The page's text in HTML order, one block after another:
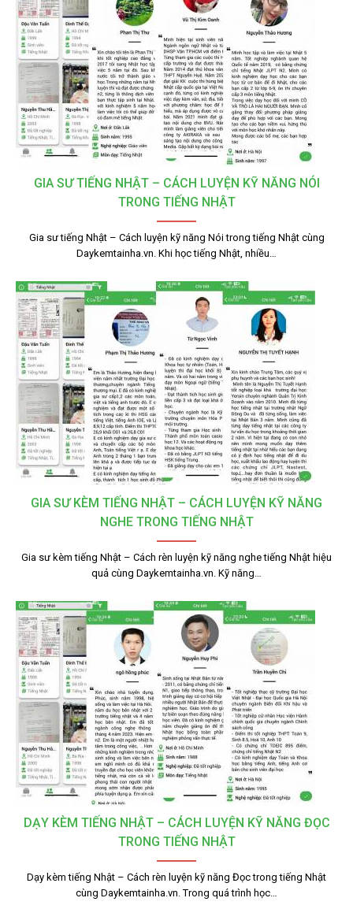
GIA SƯ TIẾNG NHẬT – CÁCH LUYỆN KỸ NĂNG NÓI
TRONG TIẾNG NHẬT
Gia sư tiếng Nhật – Cách luyện kỹ năng Nói trong tiếng Nhật cùng
Daykemtainha.vn. Khi học tiếng Nhật, nhiều…
GIA SƯ KÈM TIẾNG NHẬT – CÁCH LUYỆN KỸ NĂNG
NGHE TRONG TIẾNG NHẬT
Gia sư kèm tiếng Nhật – Cách rèn luyện kỹ năng nghe tiếng Nhật hiệu
quả cùng Daykemtainha.vn. Kỹ năng…
DẠY KÈM TIẾNG NHẬT – CÁCH LUYỆN KỸ NĂNG ĐỌC
TRONG TIẾNG NHẬT
Dạy kèm tiếng Nhật – Cách rèn luyện kỹ năng Đọc trong tiếng Nhật
cùng Daykemtainha.vn. Trong quá trình học…